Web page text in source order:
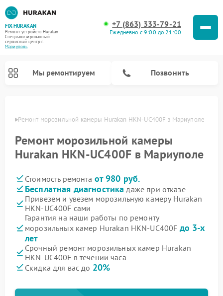
FIX-HURAKAN
Ремонт устройств Hurakan
Специализированный
cервисный центр г.
Мариуполь
+7 (863) 333-79-21
Ежедневно с 9:00 до 21:00
Мы ремонтируем Позвонить
Ремонт морозильной камеры Hurakan HKN-UC400F в Мариуполе
Ремонт морозильной камеры
Hurakan HKN-UC400F в Мариуполе
Стоимость ремонта от 980 руб.
Бесплатная диагностика даже при отказе
Привезем и увезем морозильную камеру Hurakan
HKN-UC400F сами
Гарантия на наши работы по ремонту
морозильных камер Hurakan HKN-UC400F до 3-х
лет
Срочный ремонт морозильных камер Hurakan
HKN-UC400F в течении часа
Скидка для вас до 20%